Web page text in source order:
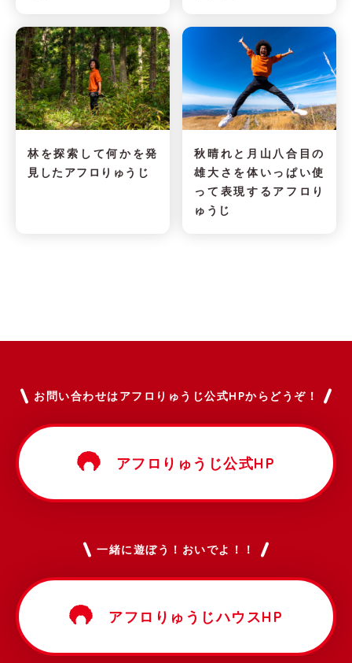
林を探索して何かを発
見したアフロりゅうじ
秋晴れと月山八合目の
雄大さを体いっぱい使
って表現するアフロり
ゅうじ
お問い合わせはアフロりゅうじ公式HPからどうぞ！
アフロりゅうじ公式HP
一緒に遊ぼう！おいでよ！！
アフロりゅうじハウスHP